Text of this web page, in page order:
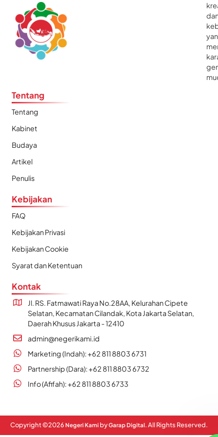
Tentang
Tentang
Kabinet
Budaya
Artikel
Penulis
Kebijakan
FAQ
Kebijakan Privasi
Kebijakan Cookie
Syarat dan Ketentuan
Kontak
Jl. RS. Fatmawati Raya No.28AA, Kelurahan Cipete
Selatan, Kecamatan Cilandak, Kota Jakarta Selatan,
Daerah Khusus Jakarta - 12410
admin@negerikami.id
Marketing (Indah): +62 811 8803 6731
Partnership (Dara): +62 811 8803 6732
Info (Afifah): +62 811 8803 6733
Copyright ©2026 Negeri Kami byGarap Digital. All Rights Reserved.